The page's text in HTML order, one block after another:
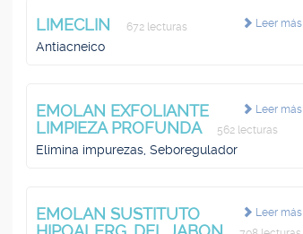
Leer más
LIMECLIN 672 lecturas
Antiacneico
Leer más
EMOLAN EXFOLIANTE
LIMPIEZA PROFUNDA
562 lecturas
Elimina impurezas, Seboregulador
Leer más
EMOLAN SUSTITUTO